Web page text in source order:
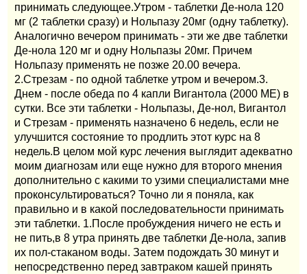
принимать следующее.Утром - таблетки Де-нола 120
мг (2 таблетки сразу) и Нольпазу 20мг (одну таблетку).
Аналогично вечером принимать - эти же две таблетки
Де-нола 120 мг и одну Нольпазы 20мг. Причем
Нольпазу применять не позже 20.00 вечера.
2.Стрезам - по одной таблетке утром и вечером.3.
Днем - после обеда по 4 капли Вигантола (2000 МЕ) в
сутки. Все эти таблетки - Нольпазы, Де-нол, Вигантол
и Стрезам - применять назначено 6 недель, если не
улучшится состояние то продлить этот курс на 8
недель.В целом мой курс лечения выглядит адекватно
моим диагнозам или еще нужно для второго мнения
дополнительно с какими то узими специалистами мне
проконсультироваться? Точно ли я поняла, как
правильно и в какой последовательности принимать
эти таблетки. 1.После пробуждения ничего не есть и
не пить,в 8 утра принять две таблетки Де-нола, запив
их пол-стаканом воды. Затем подождать 30 минут и
непосредственно перед завтраком кашей принять